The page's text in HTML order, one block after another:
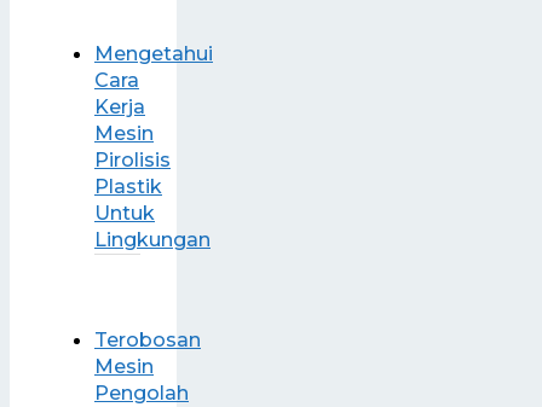
Mengetahui
Cara
Kerja
Mesin
Pirolisis
Plastik
Untuk
Lingkungan
Terobosan
Mesin
Pengolah